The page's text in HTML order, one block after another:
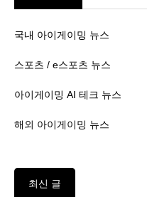
국내 아이게이밍 뉴스
스포츠 / e스포츠 뉴스
아이게이밍 AI 테크 뉴스
해외 아이게이밍 뉴스
최신 글